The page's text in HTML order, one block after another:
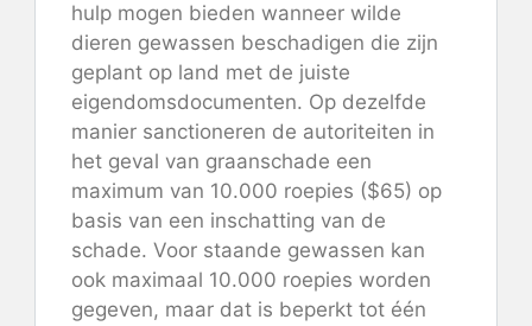
hulp mogen bieden wanneer wilde
dieren gewassen beschadigen die zijn
geplant op land met de juiste
eigendomsdocumenten. Op dezelfde
manier sanctioneren de autoriteiten in
het geval van graanschade een
maximum van 10.000 roepies ($65) op
basis van een inschatting van de
schade. Voor staande gewassen kan
ook maximaal 10.000 roepies worden
gegeven, maar dat is beperkt tot één